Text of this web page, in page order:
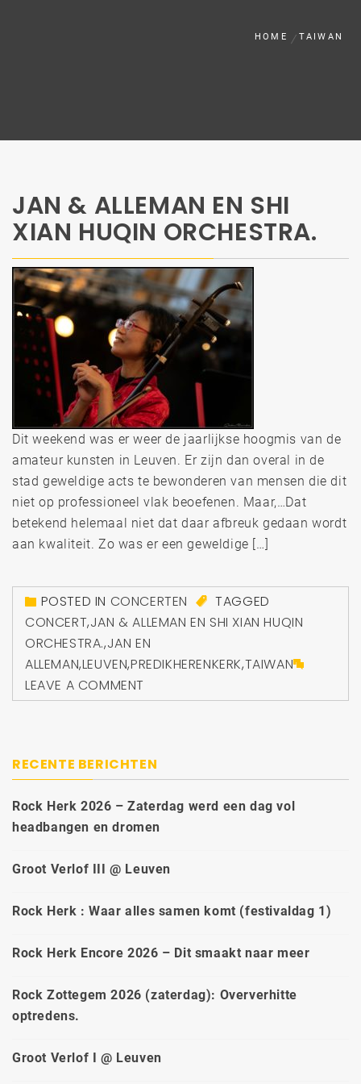
HOME TAIWAN
JAN & ALLEMAN EN SHI
XIAN HUQIN ORCHESTRA.
Dit weekend was er weer de jaarlijkse hoogmis van de
amateur kunsten in Leuven. Er zijn dan overal in de
stad geweldige acts te bewonderen van mensen die dit
niet op professioneel vlak beoefenen. Maar,…Dat
betekend helemaal niet dat daar afbreuk gedaan wordt
aan kwaliteit. Zo was er een geweldige […]
POSTED IN CONCERTEN
TAGGED
CONCERT,JAN & ALLEMAN EN SHI XIAN HUQIN
ORCHESTRA.,JAN EN
ALLEMAN,LEUVEN,PREDIKHERENKERK,TAIWAN
LEAVE A COMMENT
RECENTE BERICHTEN
Rock Herk 2026 – Zaterdag werd een dag vol
headbangen en dromen
Groot Verlof III @ Leuven
Rock Herk : Waar alles samen komt (festivaldag 1)
Rock Herk Encore 2026 – Dit smaakt naar meer
Rock Zottegem 2026 (zaterdag): Oververhitte
optredens.
Groot Verlof I @ Leuven